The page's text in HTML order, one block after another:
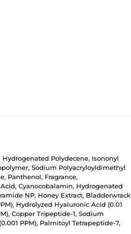
Polydecene, Isononyl
Sodium Polyacryloyldimethyl
Panthenol, Fragrance,
Cyanocobalamin, Hydrogenated
NP, Honey Extract, Bladderwrack
Hydrolyzed Hyaluronic Acid (0.01
Copper Tripeptide-1, Sodium
PPM), Palmitoyl Tetrapeptide-7,